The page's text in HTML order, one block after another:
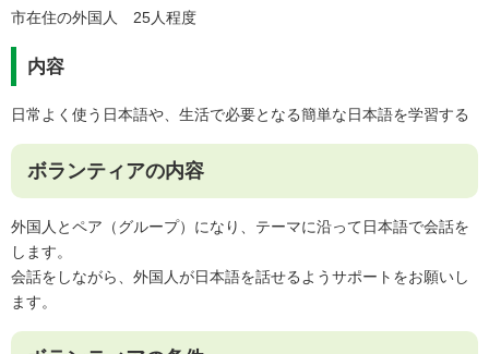
市在住の外国人 25人程度
内容
日常よく使う日本語や、生活で必要となる簡単な日本語を学習する
ボランティアの内容
外国人とペア（グループ）になり、テーマに沿って日本語で会話を
します。
会話をしながら、外国人が日本語を話せるようサポートをお願いし
ます。